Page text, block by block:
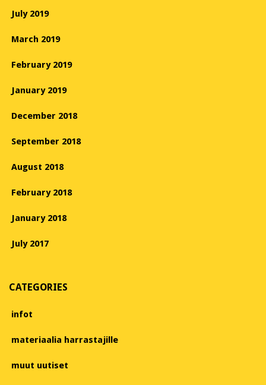
July 2019
March 2019
February 2019
January 2019
December 2018
September 2018
August 2018
February 2018
January 2018
July 2017
CATEGORIES
infot
materiaalia harrastajille
muut uutiset